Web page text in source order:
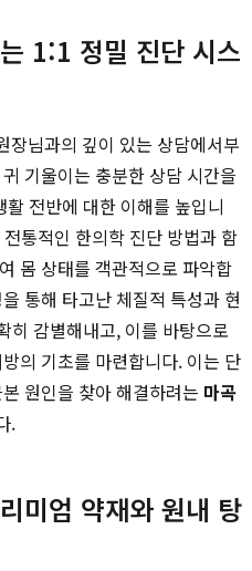
1:1 정밀 진단 시스
장님과의 깊이 있는 상담에서부
기울이는 충분한 상담 시간을
전반에 대한 이해를 높입니
통적인 한의학 진단 방법과 함
몸 상태를 객관적으로 파악합
통해 타고난 체질적 특성과 현
히 감별해내고, 이를 바탕으로
의 기초를 마련합니다. 이는 단
원인을 찾아 해결하려는 마곡
.
미엄 약재와 원내 탕